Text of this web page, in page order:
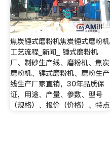
焦炭锤式磨粉机焦炭锤式磨粉机
工艺流程_新闻_ 锤式磨粉机
厂、制砂生产线、磨粉机、焦炭
磨粉机、锤式磨粉机、磨粉生产
线生产厂家直销，30年品质保
证，用途、产量、参数、型号
（规格）、报价（价格）、特点